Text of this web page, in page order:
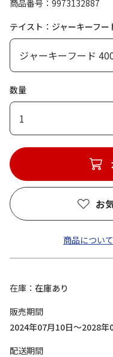
商品番号
9973132887
テイスト：ジャーキーフー
数量
1
お
商品につい
在庫
在庫あり
販売期間
2024年07月10日～2028年
配送期間